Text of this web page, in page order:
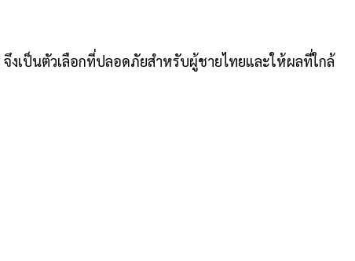
งเป็นตัวเลือกที่ปลอดภัยสำหรับผู้ชายไทยและให้ผลที่ใกล้